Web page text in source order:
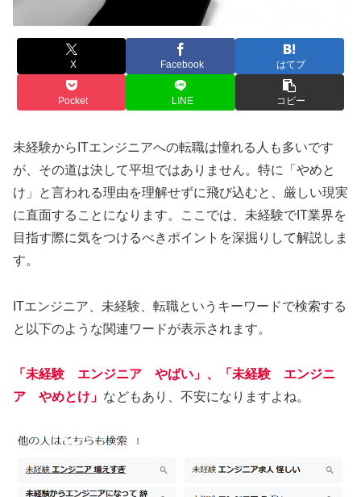
X Facebook はてブ
Pocket LINE コピー
未経験からITエンジニアへの転職は憧れる人も多いです
が、その道は決して平坦ではありません。特に「やめと
け」と言われる理由を理解せずに飛び込むと、厳しい現実
に直面することになります。ここでは、未経験でIT業界を
目指す際に気をつけるべきポイントを深掘りして解説しま
す。
ITエンジニア、未経験、転職というキーワードで検索する
と以下のような関連ワードが表示されます。
「未経験 エンジニア やばい」、「未経験 エンジニ
ア やめとけ」 などもあり、不安になりますよね。